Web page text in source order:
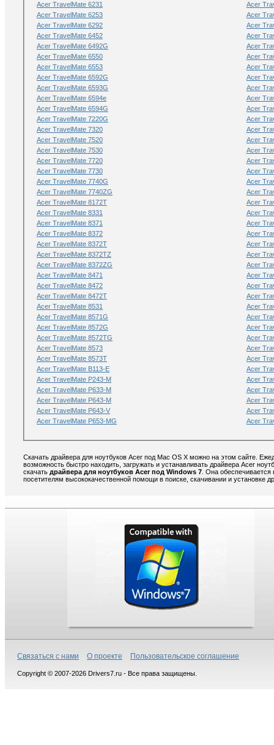
Acer TravelMate 6231
Acer
Acer TravelMate 6253
Acer
Acer TravelMate 6292
Acer
Acer TravelMate 6452
Acer
Acer TravelMate 6492G
Acer
Acer TravelMate 6550
Acer
Acer TravelMate 6553
Acer
Acer TravelMate 6592G
Acer
Acer TravelMate 6593G
Acer
Acer TravelMate 6594e
Acer
Acer TravelMate 6594G
Acer
Acer TravelMate 7220G
Acer
Acer TravelMate 7320
Acer
Acer TravelMate 7520
Acer
Acer TravelMate 7530
Acer
Acer TravelMate 7720
Acer
Acer TravelMate 7730
Acer
Acer TravelMate 7740G
Acer
Acer TravelMate 7740ZG
Acer
Acer TravelMate 8172T
Acer
Acer TravelMate 8331
Acer
Acer TravelMate 8371
Acer
Acer TravelMate 8372
Acer
Acer TravelMate 8372T
Acer
Acer TravelMate 8372TZ
Acer
Acer TravelMate 8372ZG
Acer
Acer TravelMate 8471
Acer
Acer TravelMate 8472
Acer
Acer TravelMate 8472T
Acer
Acer TravelMate 8531
Acer
Acer TravelMate 8571G
Acer
Acer TravelMate 8572G
Acer
Acer TravelMate 8572TG
Acer
Acer TravelMate 8573
Acer
Acer TravelMate 8573T
Acer
Acer TravelMate B113-E
Acer
Acer TravelMate P243-M
Acer
Acer TravelMate P633-M
Acer
Acer TravelMate P643-M
Acer
Acer TravelMate P643-V
Acer
Acer TravelMate P653-MG
Acer
Скачать драйвера для ноутбуков Acer под Mac OS X можно на этом сайте.
возможность быстро находить, загружать и устанавливать драйвера Acer
скачать драйвера для ноутбуков Acer под Windows 7 . Она
посетителям высококачественной помощи в поиске, скачивании и установке
Связаться с нами О проекте Пользовательское соглашение
Copyright © 2007-2026 Drivers7.ru - Все права защищены.